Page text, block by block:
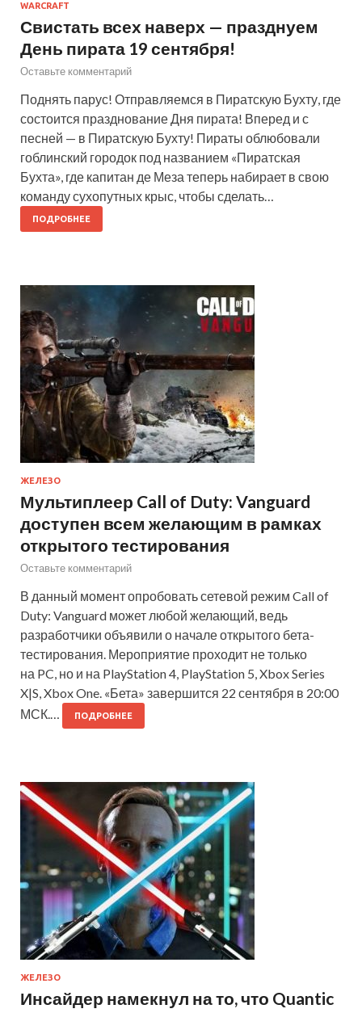
WARCRAFT
Свистать всех наверх — празднуем
День пирата 19 сентября!
Оставьте комментарий
Поднять парус! Отправляемся в Пиратскую Бухту, где
состоится празднование Дня пирата! Вперед и с
песней — в Пиратскую Бухту! Пираты облюбовали
гоблинский городок под названием «Пиратская
Бухта», где капитан де Меза теперь набирает в свою
команду сухопутных крыс, чтобы сделать…
ПОДРОБНЕЕ
ЖЕЛЕЗО
Мультиплеер Call of Duty: Vanguard
доступен всем желающим в рамках
открытого тестирования
Оставьте комментарий
В данный момент опробовать сетевой режим Call of
Duty: Vanguard может любой желающий, ведь
разработчики объявили о начале открытого бета-
тестирования. Мероприятие проходит не только
на PC, но и на PlayStation 4, PlayStation 5, Xbox Series
X|S, Xbox One. «Бета» завершится 22 сентября в 20:00
МСК.…
ПОДРОБНЕЕ
ЖЕЛЕЗО
Инсайдер намекнул на то, что Quantic